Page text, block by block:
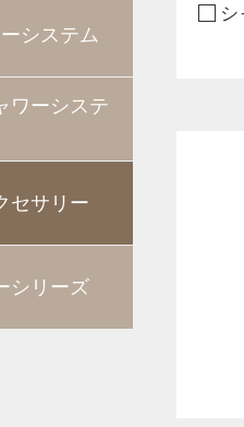
システム
ワーシステ
セサリー
シリーズ
シ